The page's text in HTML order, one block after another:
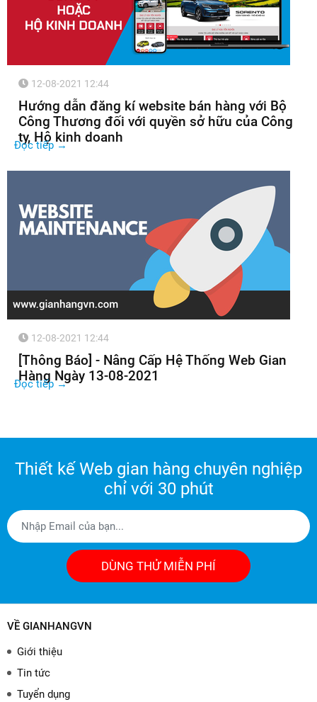
12-08-2021 12:44
Hướng dẫn đăng kí website bán hàng với Bộ
Công Thương đối với quyền sở hữu của Công
ty, Hộ kinh doanh
Đọc tiếp →
12-08-2021 12:44
[Thông Báo] - Nâng Cấp Hệ Thống Web Gian
Hàng Ngày 13-08-2021
Đọc tiếp →
Thiết kế Web gian hàng chuyên nghiệp
chỉ với 30 phút
DÙNG THỬ MIỄN PHÍ
VỀ GIANHANGVN
Giới thiệu
Tin tức
Tuyển dụng